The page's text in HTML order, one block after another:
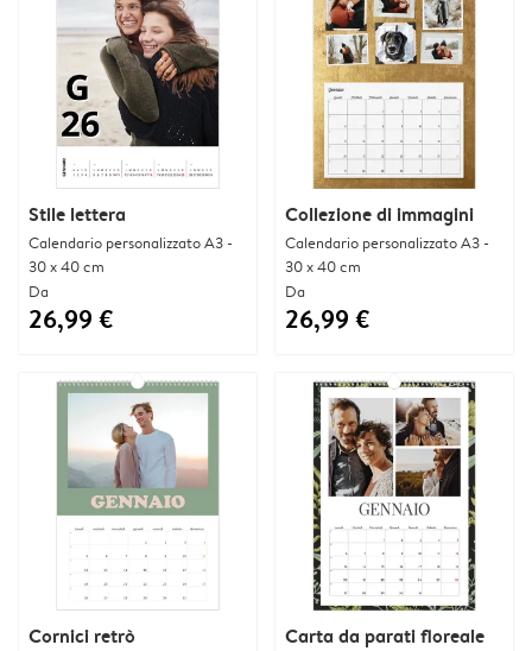
Stile lettera
Calendario personalizzato A3 -
30 x 40 cm
Da
26,99 €
Collezione di immagini
Calendario personalizzato A3 -
30 x 40 cm
Da
26,99 €
Cornici retrò Carta da parati floreale